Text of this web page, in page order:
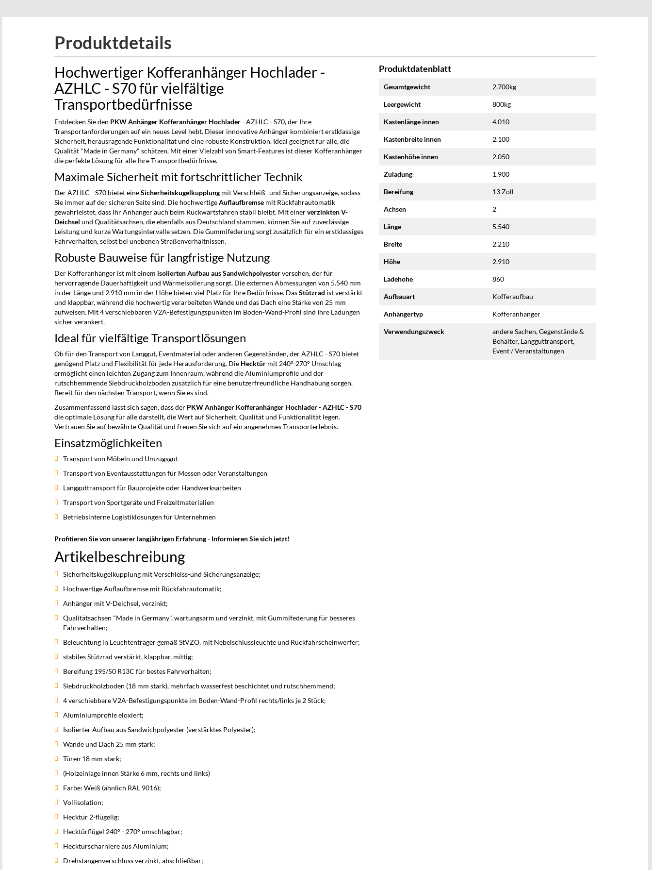
of
images
gallery
Produktdetails
Hochwertiger Kofferanhänger Hochlader -
AZHLC - S70 für vielfältige
Transportbedürfnisse
Entdecken Sie den PKW Anhänger Kofferanhänger Hochlader- AZHLC - S70, der Ihre
Transportanforderungen auf ein neues Level hebt. Dieser innovative Anhänger kombiniert erstklassige
Sicherheit, herausragende Funktionalität und eine robuste Konstruktion. Ideal geeignet für alle, die
Qualität "Made in Germany" schätzen. Mit einer Vielzahl von Smart-Features ist dieser Kofferanhänger
die perfekte Lösung für alle Ihre Transportbedürfnisse.
Maximale Sicherheit mit fortschrittlicher Technik
Der AZHLC - S70 bietet eineSicherheitskugelkupplung mit Verschleiß- und Sicherungsanzeige, sodass
Sie immer auf der sicheren Seite sind. Die hochwertigeAuflaufbremse mit Rückfahrautomatik
gewährleistet, dass Ihr Anhänger auch beim Rückwärtsfahren stabil bleibt. Mit einerverzinkten V-
Deichsel und Qualitätsachsen, die ebenfalls aus Deutschland stammen, können Sie auf zuverlässige
Leistung und kurze Wartungsintervalle setzen. Die Gummifederung sorgt zusätzlich für ein erstklassiges
Fahrverhalten, selbst bei unebenen Straßenverhältnissen.
Robuste Bauweise für langfristige Nutzung
Der Kofferanhänger ist mit einem isolierten Aufbau aus Sandwichpolyesterversehen, der für
hervorragende Dauerhaftigkeit und Wärmeisolierung sorgt. Die externen Abmessungen von 5.540 mm
in der Länge und 2.910 mm in der Höhe bieten viel Platz für Ihre Bedürfnisse. DasStützrad ist verstärkt
und klappbar, während die hochwertig verarbeiteten Wände und das Dach eine Stärke von 25 mm
aufweisen. Mit 4 verschiebbaren V2A-Befestigungspunkten im Boden-Wand-Profil sind Ihre Ladungen
sicher verankert.
Ideal für vielfältige Transportlösungen
Ob für den Transport von Langgut, Eventmaterial oder anderen Gegenständen, der AZHLC - S70 bietet
genügend Platz und Flexibilität für jede Herausforderung. Die Hecktür mit 240°-270° Umschlag
ermöglicht einen leichten Zugang zum Innenraum, während die Aluminiumprofile und der
rutschhemmende Siebdruckholzboden zusätzlich für eine benutzerfreundliche Handhabung sorgen.
Bereit für den nächsten Transport, wenn Sie es sind.
Zusammenfassend lässt sich sagen, dass der PKW Anhänger Kofferanhänger Hochlader - AZHLC - S70
die optimale Lösung für alle darstellt, die Wert auf Sicherheit, Qualität und Funktionalität legen.
Vertrauen Sie auf bewährte Qualität und freuen Sie sich auf ein angenehmes Transporterlebnis.
Einsatzmöglichkeiten
Transport von Möbeln und Umzugsgut
Transport von Eventausstattungen für Messen oder Veranstaltungen
Langguttransport für Bauprojekte oder Handwerksarbeiten
Transport von Sportgeräte und Freizeitmaterialien
Betriebsinterne Logistiklösungen für Unternehmen
Profitieren Sie von unserer langjährigen Erfahrung - Informieren Sie sich jetzt!
Artikelbeschreibung
Sicherheitskugelkupplung mit Verschleiss-und Sicherungsanzeige;
Hochwertige Auflaufbremse mit Rückfahrautomatik;
Anhänger mit V-Deichsel, verzinkt;
Qualitätsachsen "Made in Germany", wartungsarm und verzinkt, mit Gummifederung für besseres
Fahrverhalten;
Beleuchtung in Leuchtenträger gemäß StVZO, mit Nebelschlussleuchte und Rückfahrscheinwerfer;
stabiles Stützrad verstärkt, klappbar, mittig;
Bereifung 195/50 R13C für bestes Fahrverhalten;
Siebdruckholzboden (18 mm stark), mehrfach wasserfest beschichtet und rutschhemmend;
4 verschiebbare V2A-Befestigungspunkte im Boden-Wand-Profil rechts/links je 2 Stück;
Aluminiumprofile eloxiert;
Isolierter Aufbau aus Sandwichpolyester (verstärktes Polyester);
Wände und Dach 25 mm stark;
Türen 18 mm stark;
(Holzeinlage innen Stärke 6 mm, rechts und links)
Farbe: Weiß (ähnlich RAL 9016);
Vollisolation;
Hecktür 2-flügelig;
Hecktürflügel 240° - 270° umschlagbar;
Hecktürscharniere aus Aluminium;
Drehstangenverschluss verzinkt, abschließbar;
Produktdatenblatt
Informationen
Gesamtgewicht 2.700kg
Leergewicht 800kg
Kastenlänge innen 4.010
Kastenbreite innen 2.100
Kastenhöhe innen 2.050
Zuladung 1.900
Bereifung 13 Zoll
Achsen 2
Länge 5.540
Breite 2.210
Höhe 2.910
Ladehöhe 860
Aufbauart Kofferaufbau
Anhängertyp Kofferanhänger
Verwendungszweck
andere Sachen, Gegenstände &
Behälter, Langguttransport,
Event / Veranstaltungen